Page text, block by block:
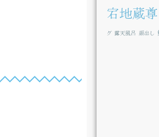
宕地蔵尊
グ 露天風呂 顔出し